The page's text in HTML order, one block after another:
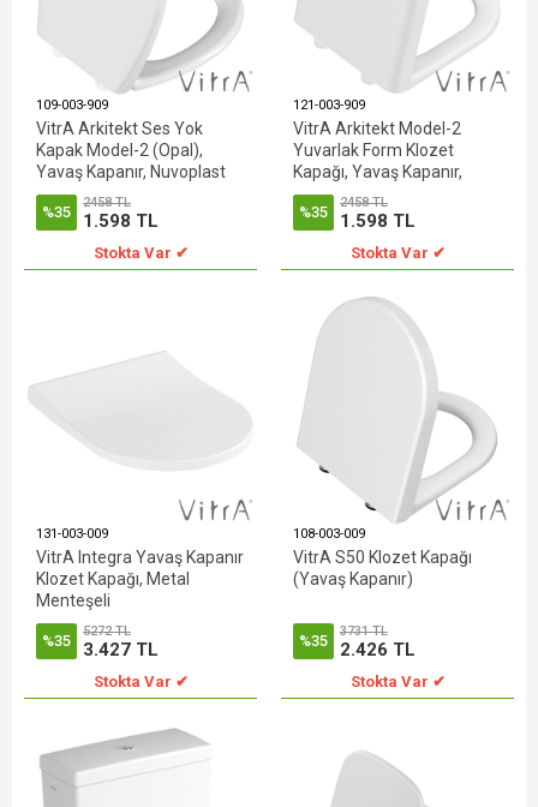
109-003-909
VitrA Arkitekt Ses Yok
Kapak Model-2 (Opal),
Yavaş Kapanır, Nuvoplast
%35
2458 TL
1.598 TL
Stokta Var ✔
121-003-909
VitrA Arkitekt Model-2
Yuvarlak Form Klozet
Kapağı, Yavaş Kapanır,
Kolay Sökülebilir
%35
2458 TL
1.598 TL
Stokta Var ✔
131-003-009
VitrA Integra Yavaş Kapanır
Klozet Kapağı, Metal
Menteşeli
%35
5272 TL
3.427 TL
Stokta Var ✔
108-003-009
VitrA S50 Klozet Kapağı
(Yavaş Kapanır)
%35
3731 TL
2.426 TL
Stokta Var ✔